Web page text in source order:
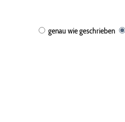
genau wie geschrieben